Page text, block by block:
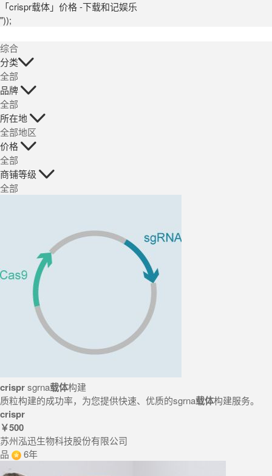
「crispr载体」价格 -下载和记娱乐
"));
综合
分类
全部
品牌
全部
所在地
全部地区
价格
全部
商铺等级
全部
crisprsgrna载体构建
质粒构建的成功率，为您提供快速、优质的sgrna载体构建服务。
crispr
￥500
苏州泓迅生物科技股份有限公司
品
6年